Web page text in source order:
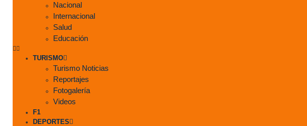
Nacional
Internacional
Salud
Educación
TURISMO
Turismo Noticias
Reportajes
Fotogalería
Videos
F1
DEPORTES